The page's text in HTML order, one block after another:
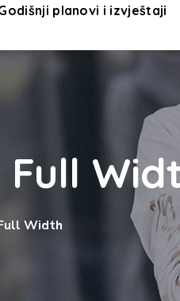
planovi i izvještaji
Full
Width